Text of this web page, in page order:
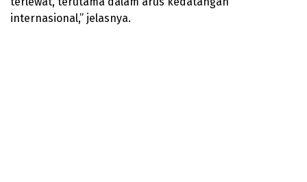
internasional,” jelasnya.